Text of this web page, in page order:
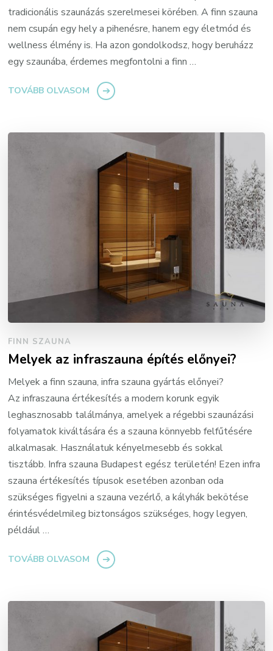
tradicionális szaunázás szerelmesei körében. A finn szauna
nem csupán egy hely a pihenésre, hanem egy életmód és
wellness élmény is. Ha azon gondolkodsz, hogy beruházz
egy szaunába, érdemes megfontolni a finn …
TOVÁBB OLVASOM
FINN SZAUNA
Melyek az infraszauna építés előnyei?
Melyek a finn szauna, infra szauna gyártás előnyei?
Az infraszauna értékesítés a modern korunk egyik
leghasznosabb találmánya, amelyek a régebbi szaunázási
folyamatok kiváltására és a szauna könnyebb felfűtésére
alkalmasak. Használatuk kényelmesebb és sokkal
tisztább. Infra szauna Budapest egész területén! Ezen infra
szauna értékesítés típusok esetében azonban oda
szükséges figyelni a szauna vezérlő, a kályhák bekötése
érintésvédelmileg biztonságos szükséges, hogy legyen,
például …
TOVÁBB OLVASOM